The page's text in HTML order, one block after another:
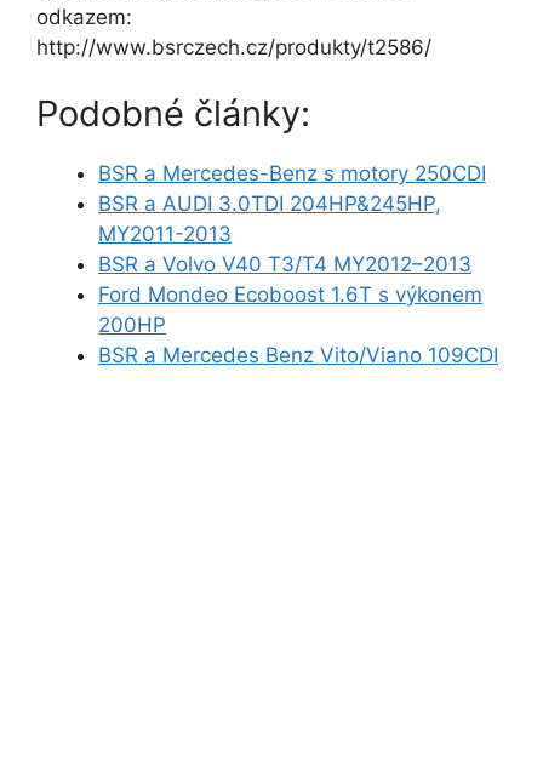
odkazem:
http://www.bsrczech.cz/produkty/t2586/
Podobné články:
BSR a Mercedes-Benz s motory 250CDI
BSR a AUDI 3.0TDI 204HP&245HP,
MY2011-2013
BSR a Volvo V40 T3/T4 MY2012–2013
Ford Mondeo Ecoboost 1.6T s výkonem
200HP
BSR a Mercedes Benz Vito/Viano 109CDI